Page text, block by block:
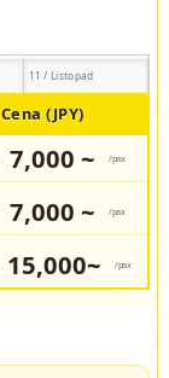
11 / Listopad
Cena (JPY)
7,000 ~ /pax
7,000 ~ /pax
15,000~ /pax